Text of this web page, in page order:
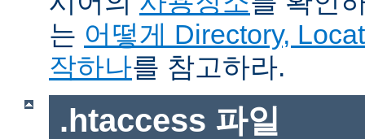
는 어떻게 Directory,
작하나를 참고하라.
.htaccess 파일